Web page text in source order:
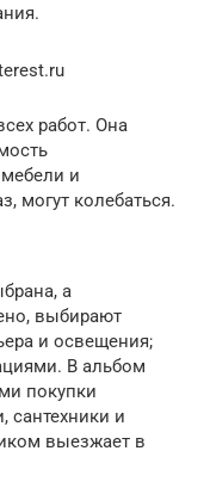
работ. Она
и
могут колебаться.
а
выбирают
и освещения;
В альбом
покупки
сантехники и
выезжает в